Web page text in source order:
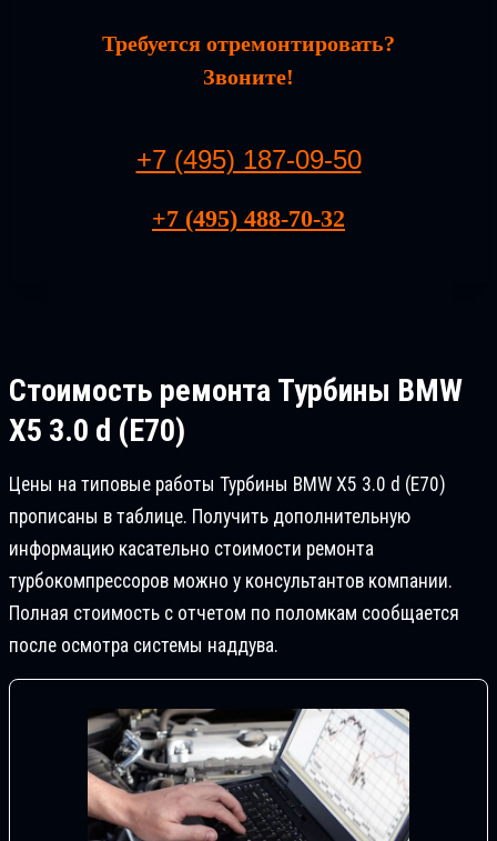
Требуется отремонтировать?
Звоните!
+7 (495) 187-09-50
+7 (495) 488-70-32
Стоимость ремонта Турбины BMW
X5 3.0 d (E70)
Цены на типовые работы Турбины BMW X5 3.0 d (E70)
прописаны в таблице. Получить дополнительную
информацию касательно стоимости ремонта
турбокомпрессоров можно у консультантов компании.
Полная стоимость с отчетом по поломкам сообщается
после осмотра системы наддува.